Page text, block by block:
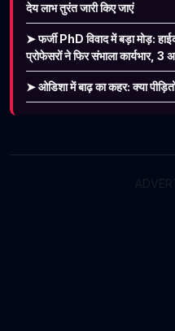
देय लाभ तुरंत जारी किए जाएं
➤ फर्जी PhD विवाद में बड़ा मोड़:
प्रोफेसरों ने फिर संभाला कार्यभार, 3
➤ ओडिशा में बाढ़ का कहर: क्या